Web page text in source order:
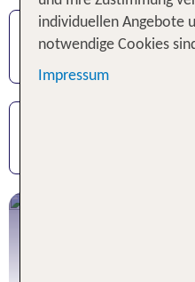
Professionelle
Geräumige
individuellen Angebote
notwendige Cookies
Impressum